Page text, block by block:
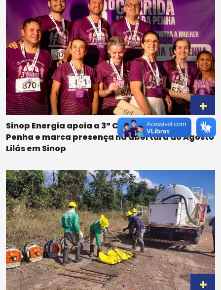
Sinop Energia apoia a 3ª Corrida Maria da
Penha e marca presença na abertura do Agosto
Lilás em Sinop